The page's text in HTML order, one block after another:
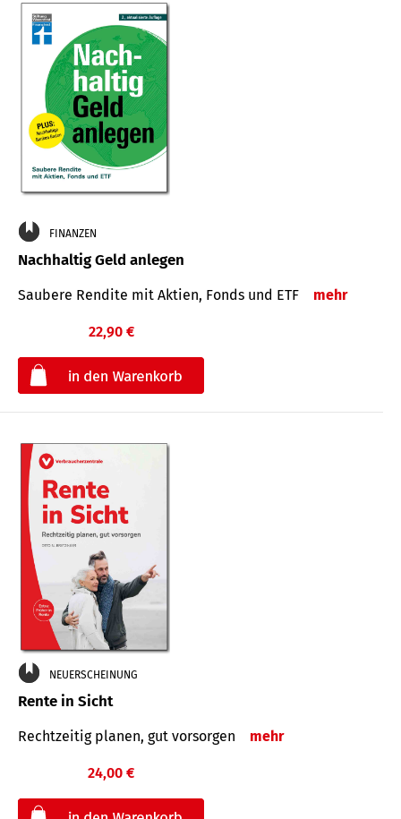
FINANZEN
Nachhaltig Geld anlegen
Saubere Rendite mit Aktien, Fonds und ETF mehr
22,90 €
NEUERSCHEINUNG
Rente in Sicht
Rechtzeitig planen, gut vorsorgen mehr
24,00 €